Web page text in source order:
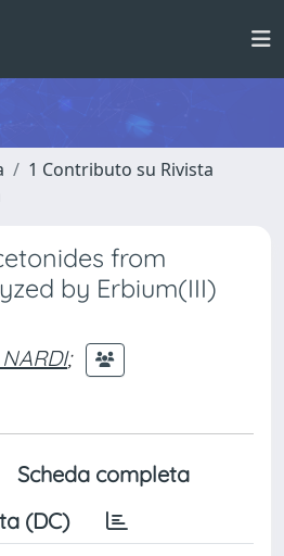
1 Contributo su Rivista
from
by Erbium(III)
;
Scheda completa
(DC)